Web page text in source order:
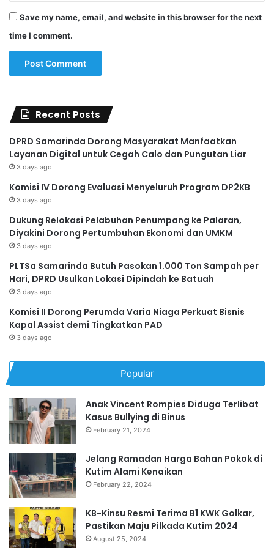
Save my name, email, and website in this browser for the next
time I comment.
Recent Posts
DPRD Samarinda Dorong Masyarakat Manfaatkan
Layanan Digital untuk Cegah Calo dan Pungutan Liar
3 days ago
Komisi IV Dorong Evaluasi Menyeluruh Program DP2KB
3 days ago
Dukung Relokasi Pelabuhan Penumpang ke Palaran,
Diyakini Dorong Pertumbuhan Ekonomi dan UMKM
3 days ago
PLTSa Samarinda Butuh Pasokan 1.000 Ton Sampah per
Hari, DPRD Usulkan Lokasi Dipindah ke Batuah
3 days ago
Komisi II Dorong Perumda Varia Niaga Perkuat Bisnis
Kapal Assist demi Tingkatkan PAD
3 days ago
Popular
Anak Vincent Rompies Diduga Terlibat
Kasus Bullying di Binus
February 21, 2024
Jelang Ramadan Harga Bahan Pokok di
Kutim Alami Kenaikan
February 22, 2024
KB-Kinsu Resmi Terima B1 KWK Golkar,
Pastikan Maju Pilkada Kutim 2024
August 25, 2024